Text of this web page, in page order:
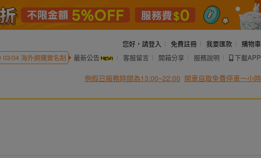
您好， 請登入 免費註冊 我要匯款
購物車
03/04海外網購實名制 最新公告 客服留言 開箱分享 服務說明 下載APP
例假日服務時間為13:00~22:00 開車自取免費停車一小時